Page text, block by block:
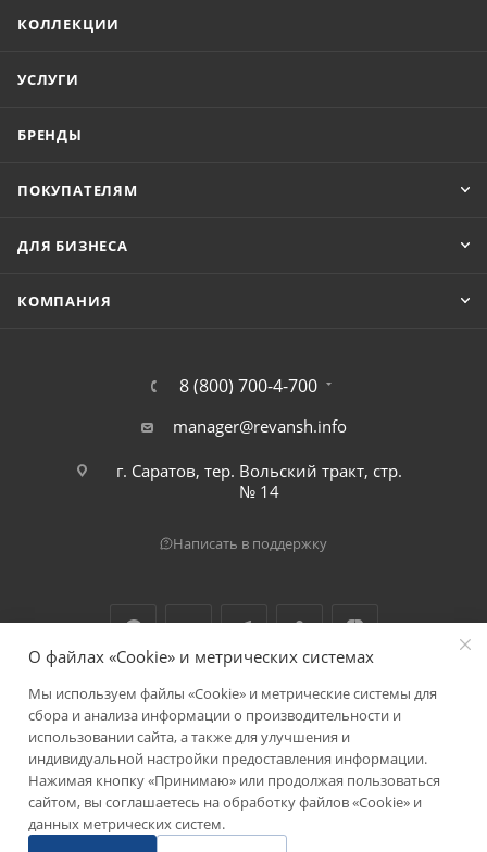
КОЛЛЕКЦИИ
УСЛУГИ
БРЕНДЫ
ПОКУПАТЕЛЯМ
ДЛЯ БИЗНЕСА
КОМПАНИЯ
8 (800) 700-4-700
manager@revansh.info
г. Саратов, тер. Вольский тракт, стр.
№ 14
Написать в поддержку
2026 © ООО "Реванш"
О файлах «Cookie» и метрических системах
Мы используем файлы «Cookie» и метрические системы для
сбора и анализа информации о производительности и
использовании сайта, а также для улучшения и
индивидуальной настройки предоставления информации.
Нажимая кнопку «Принимаю» или продолжая пользоваться
сайтом, вы соглашаетесь на обработку файлов «Cookie» и
данных метрических систем.